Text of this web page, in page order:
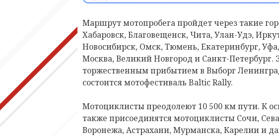
Маршрут мотопробега пройдет через такие
Хабаровск, Благовещенск, Чита, Улан-Удэ,
Новосибирск, Омск, Тюмень, Екатеринбург,
Москва, Великий Новгород и Санкт-Петербург.
торжественным прибытием в Выборг
состоится мотофестиваль Baltic Rally.
Мотоциклисты преодолеют 10 500 км пути. К
также присоединятся мотоциклисты Сочи,
Воронежа, Астрахани, Мурманска, Карелии и